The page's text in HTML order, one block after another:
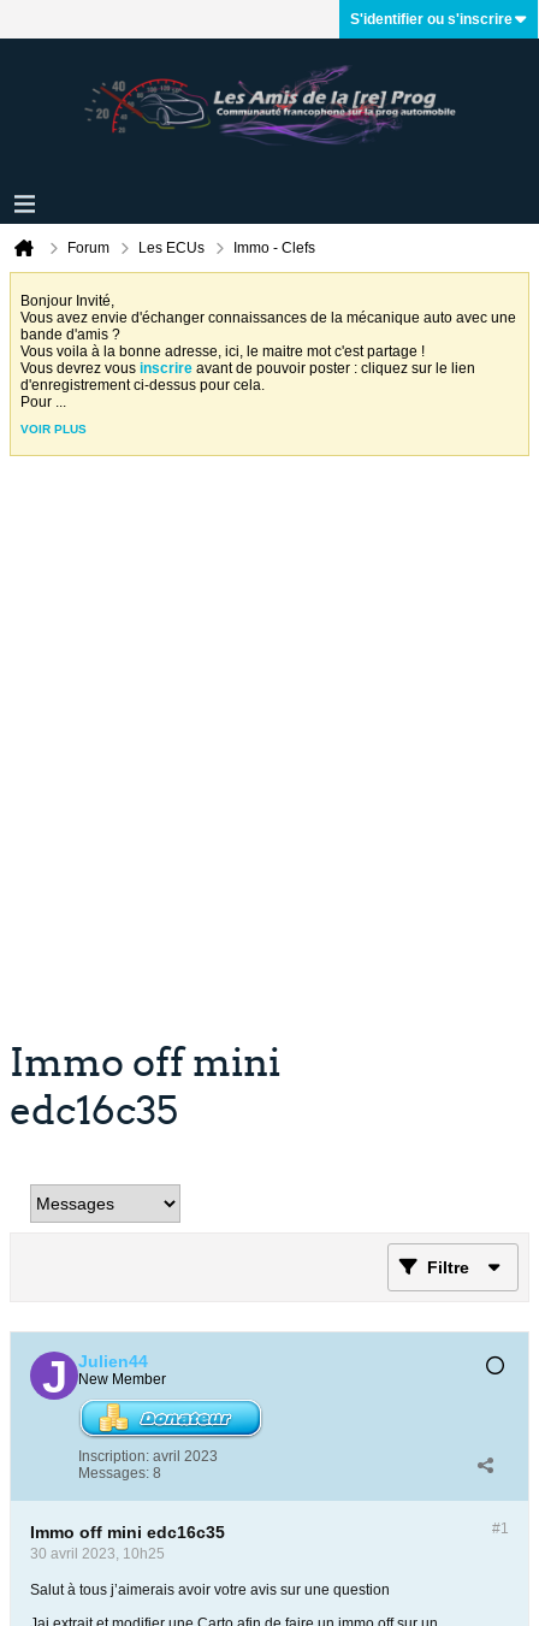
S'identifier ou s'inscrire
Forum Les ECUs Immo - Clefs
Bonjour Invité,
Vous avez envie d'échanger connaissances de la mécanique auto avec une
bande d'amis ?
Vous voila à la bonne adresse, ici, le maitre mot c'est partage !
Vous devrez vous inscrire avant de pouvoir poster : cliquez sur le lien
d'enregistrement ci-dessus pour cela.
Pour ...
VOIR PLUS
Immo off mini
edc16c35
Filtre
Julien44
New Member
Inscription: avril 2023
Messages: 8
#1
Immo off mini edc16c35
30 avril 2023, 10h25
Salut à tous j’aimerais avoir votre avis sur une question